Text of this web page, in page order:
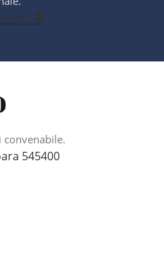
cont
convenabile.
545400